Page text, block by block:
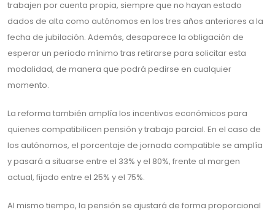
trabajen por cuenta propia, siempre que no hayan estado
dados de alta como autónomos en los tres años anteriores a la
fecha de jubilación. Además, desaparece la obligación de
esperar un periodo mínimo tras retirarse para solicitar esta
modalidad, de manera que podrá pedirse en cualquier
momento.
La reforma también amplía los incentivos económicos para
quienes compatibilicen pensión y trabajo parcial. En el caso de
los autónomos, el porcentaje de jornada compatible se amplía
y pasará a situarse entre el 33% y el 80%, frente al margen
actual, fijado entre el 25% y el 75%.
Al mismo tiempo, la pensión se ajustará de forma proporcional